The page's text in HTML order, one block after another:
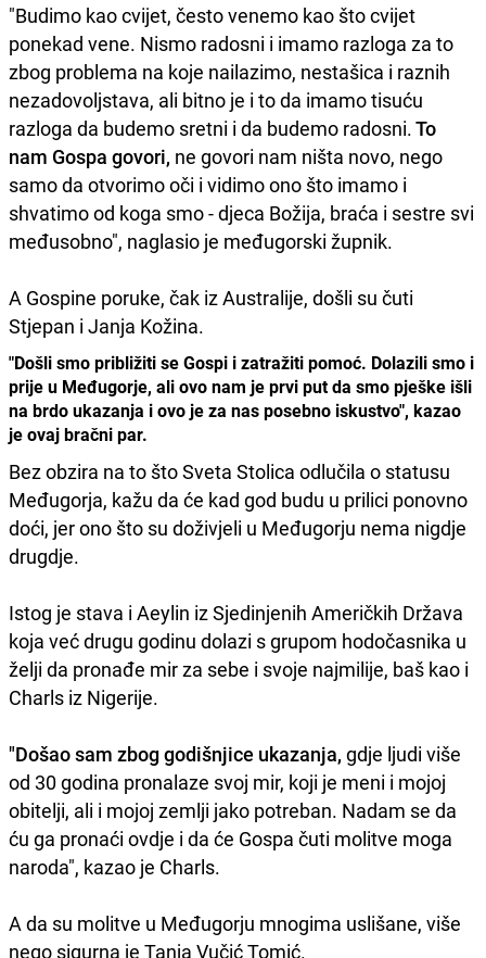
"Budimo kao cvijet, često venemo kao što cvijet
ponekad vene. Nismo radosni i imamo razloga za to
zbog problema na koje nailazimo, nestašica i raznih
nezadovoljstava, ali bitno je i to da imamo tisuću
razloga da budemo sretni i da budemo radosni.To
nam Gospa govori, ne govori nam ništa novo, nego
samo da otvorimo oči i vidimo ono što imamo i
shvatimo od koga smo - djeca Božija, braća i sestre svi
međusobno", naglasio je međugorski župnik.
A Gospine poruke, čak iz Australije, došli su čuti
Stjepan i Janja Kožina.
"Došli smo približiti se Gospi i zatražiti pomoć. Dolazili smo i
prije u Međugorje, ali ovo nam je prvi put da smo pješke išli
na brdo ukazanja i ovo je za nas posebno iskustvo", kazao
je ovaj bračni par.
Bez obzira na to što Sveta Stolica odlučila o statusu
Međugorja, kažu da će kad god budu u prilici ponovno
doći, jer ono što su doživjeli u Međugorju nema nigdje
drugdje.
Istog je stava i Aeylin iz Sjedinjenih Američkih Država
koja već drugu godinu dolazi s grupom hodočasnika u
želji da pronađe mir za sebe i svoje najmilije, baš kao i
Charls iz Nigerije.
"Došao sam zbog godišnjice ukazanja, gdje ljudi više
od 30 godina pronalaze svoj mir, koji je meni i mojoj
obitelji, ali i mojoj zemlji jako potreban. Nadam se da
ću ga pronaći ovdje i da će Gospa čuti molitve moga
naroda", kazao je Charls.
A da su molitve u Međugorju mnogima uslišane, više
nego sigurna je Tanja Vučić Tomić.